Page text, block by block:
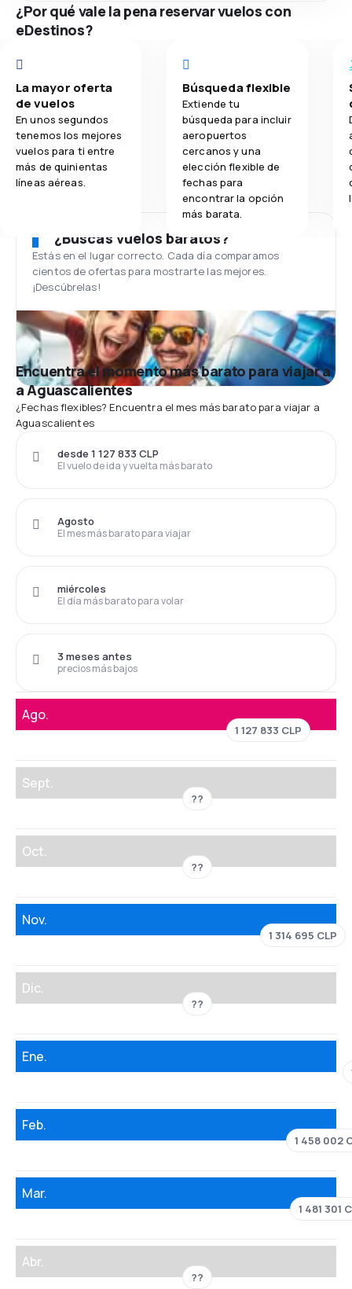
¿Por qué vale la pena reservar vuelos con
eDestinos?
La mayor oferta
de vuelos
En unos segundos
tenemos los mejores
vuelos para ti entre
más de quinientas
líneas aéreas.
Búsqueda flexible
Extiende tu
búsqueda para incluir
aeropuertos
cercanos y una
elección flexible de
fechas para
encontrar la opción
más barata.
¿Buscas vuelos baratos?
Estás en el lugar correcto. Cada día comparamos
cientos de ofertas para mostrarte las mejores.
¡Descúbrelas!
Encuentra el momento más barato para viajar a
a Aguascalientes
¿Fechas flexibles? Encuentra el mes más barato para viajar a
Aguascalientes
El vuelo de ida y vuelta más barato
desde 1 127 833 CLP
El mes más barato para viajar
Agosto
El día más barato para volar
miércoles
precios más bajos
3 meses antes
Ago.
1 127 833 CLP
Sept.
??
Oct.
??
Nov.
1 314 695 CLP
Dic.
??
Ene.
Feb.
1 458 002
Mar.
1 481 301
Abr.
??